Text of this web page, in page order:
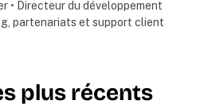
• Directeur du développement
partenariats et support client
plus récents